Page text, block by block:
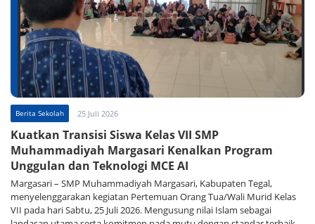
Berita Sekolah 25 Juli 2026
Kuatkan Transisi Siswa Kelas VII SMP
Muhammadiyah Margasari Kenalkan Program
Unggulan dan Teknologi MCE AI
Margasari – SMP Muhammadiyah Margasari, Kabupaten Tegal,
menyelenggarakan kegiatan Pertemuan Orang Tua/Wali Murid Kelas
VII pada hari Sabtu, 25 Juli 2026. Mengusung nilai Islam sebagai